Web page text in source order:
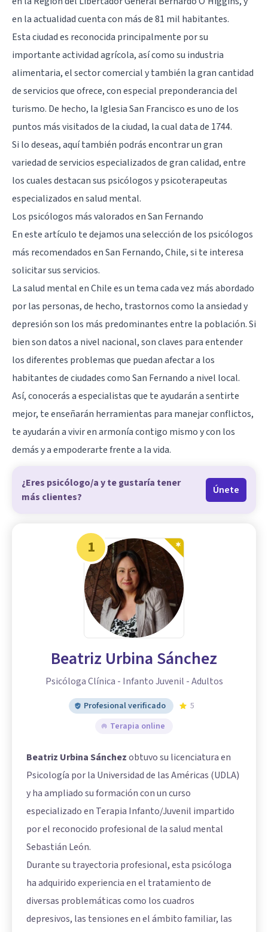
en la actualidad cuenta con más de 81 mil habitantes.
Esta ciudad es reconocida principalmente por su
importante actividad agrícola, así como su industria
alimentaria, el sector comercial y también la gran cantidad
de servicios que ofrece, con especial preponderancia del
turismo. De hecho, la Iglesia San Francisco es uno de los
puntos más visitados de la ciudad, la cual data de 1744.
Si lo deseas, aquí también podrás encontrar un gran
variedad de servicios especializados de gran calidad, entre
los cuales destacan sus psicólogos y psicoterapeutas
especializados en salud mental.
Los psicólogos más valorados en San Fernando
En este artículo te dejamos una selección de los psicólogos
más recomendados en San Fernando, Chile, si te interesa
solicitar sus servicios.
La salud mental en Chile es un tema cada vez más abordado
por las personas, de hecho, trastornos como la ansiedad y
depresión son los más predominantes entre la población. Si
bien son datos a nivel nacional, son claves para entender
los diferentes problemas que puedan afectar a los
habitantes de ciudades como San Fernando a nivel local.
Así, conocerás a especialistas que te ayudarán a sentirte
mejor, te enseñarán herramientas para manejar conflictos,
te ayudarán a vivir en armonía contigo mismo y con los
demás y a empoderarte frente a la vida.
¿Eres psicólogo/a y te gustaría tener
más clientes?
Únete
1
Beatriz Urbina Sánchez
Psicóloga Clínica - Infanto Juvenil - Adultos
Profesional verificado
5
Terapia online
Beatriz Urbina Sánchezobtuvo su licenciatura en
Psicología por la Universidad de las Américas (UDLA)
y ha ampliado su formación con un curso
especializado en Terapia Infanto/Juvenil impartido
por el reconocido profesional de la salud mental
Sebastián León.
Durante su trayectoria profesional, esta psicóloga
ha adquirido experiencia en el tratamiento de
diversas problemáticas como los cuadros
depresivos, las tensiones en el ámbito familiar, las